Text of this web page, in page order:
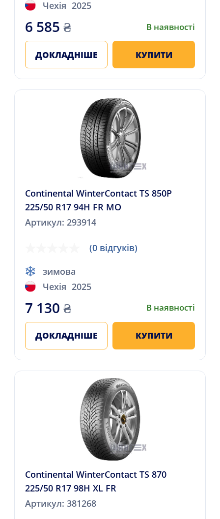
Чехія 2025
6 585 ₴ В наявності
ДОКЛАДНІШЕ КУПИТИ
Continental WinterContact TS 850P
225/50 R17 94H FR MO
Артикул: 293914
(0 відгуків)
зимова
Чехія 2025
7 130 ₴ В наявності
ДОКЛАДНІШЕ КУПИТИ
Continental WinterContact TS 870
225/50 R17 98H XL FR
Артикул: 381268